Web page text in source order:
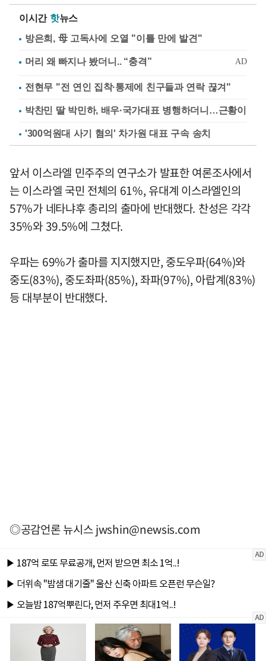
이시간 핫뉴스
방은희, 母 고독사에 오열 "이틀 만에 발견"
전현무 "전 연인 집착·통제에 친구들과 연락 끊겨"
박찬민 딸 박민하, 배우·국가대표 병행하더니…근황이
'300억원대 사기 혐의' 차가원 대표 구속 송치
앞서 이스라엘 민주주의 연구소가 발표한 여론조사에서
는 이스라엘 국민 전체의 61%, 유대계 이스라엘인의
57%가 네타냐후 총리의 출마에 반대했다. 찬성은 각각
35%와 39.5%에 그쳤다.
우파는 69%가 출마를 지지했지만, 중도우파(64%)와
중도(83%), 중도좌파(85%), 좌파(97%), 아랍계(83%)
등 대부분이 반대했다.
◎공감언론 뉴시스jwshin@newsis.com